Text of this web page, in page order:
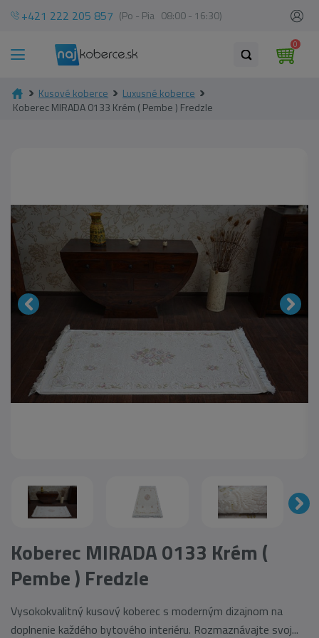
+421 222 205 857 (Po - Pia 08:00 - 16:30)
0
Kusové koberce
Luxusné koberce
Koberec MIRADA 0133 Krém ( Pembe ) Fredzle
Koberec MIRADA 0133 Krém (
Pembe ) Fredzle
Vysokokvalitný kusový koberec s moderným dizajnom na
doplnenie každého bytového interiéru. Rozmaznávajte svoj...